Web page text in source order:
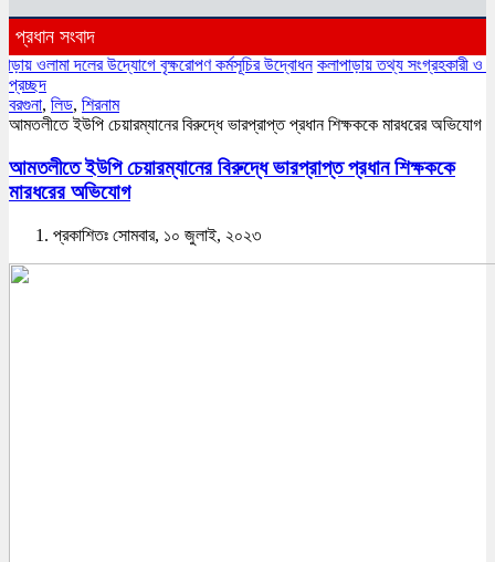
প্রধান সংবাদ
দলের উদ্যোগে বৃক্ষরোপণ কর্মসূচির উদ্বোধন কলাপাড়ায় তথ্য সংগ্রহকারী ও
প্রচ্ছদ
বরগুনা, লিড, শিরনাম
আমতলীতে ইউপি চেয়ারম্যানের বিরুদ্ধে ভারপ্রাপ্ত প্রধান শিক্ষককে মারধরের অভিযোগ
আমতলীতে ইউপি চেয়ারম্যানের বিরুদ্ধে ভারপ্রাপ্ত প্রধান শিক্ষককে
মারধরের অভিযোগ
প্রকাশিতঃ সোমবার, ১০ জুলাই, ২০২৩